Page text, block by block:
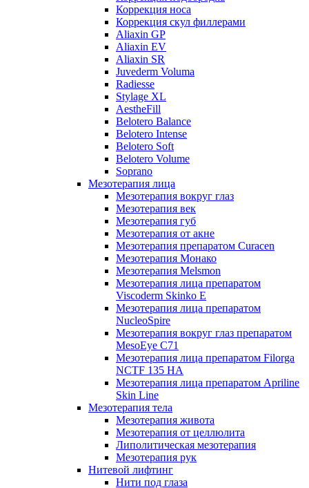
Коррекция носа
Коррекция скул филлерами
Aliaxin GP
Aliaxin EV
Aliaxin SR
Juvederm Voluma
Radiesse
Stylage XL
AestheFill
Belotero Balance
Belotero Intense
Belotero Soft
Belotero Volume
Soprano
Мезотерапия лица
Мезотерапия вокруг глаз
Мезотерапия век
Мезотерапия губ
Мезотерапия от акне
Мезотерапия препаратом Curacen
Мезотерапия Монако
Мезотерапия Melsmon
Мезотерапия лица препаратом
Viscoderm Skinko E
Мезотерапия лица препаратом
NucleoSpire
Мезотерапия вокруг глаз препаратом
MesoEye С71
Мезотерапия лица препаратом Filorga
NCTF 135 HA
Мезотерапия лица препаратом Apriline
Skin Line
Мезотерапия тела
Мезотерапия живота
Мезотерапия от целлюлита
Липолитическая мезотерапия
Мезотерапия рук
Нитевой лифтинг
Нити под глаза